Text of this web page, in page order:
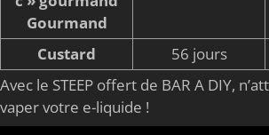
Gourmand
Custard 56 jours
Avec le STEEP offert de BAR A DIY,
vaper votre e-liquide !